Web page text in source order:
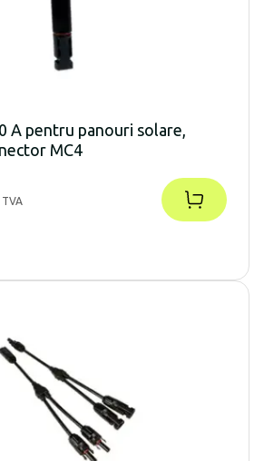
A pentru panouri solare,
MC4
TVA